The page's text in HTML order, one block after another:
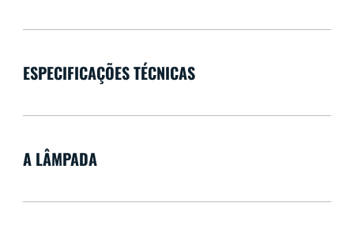
ESPECIFICAÇÕES TÉCNICAS
A LÂMPADA